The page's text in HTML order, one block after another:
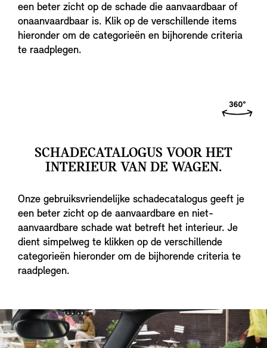
een beter zicht op de schade die aanvaardbaar of
onaanvaardbaar is. Klik op de verschillende items
hieronder om de categorieën en bijhorende criteria
te raadplegen.
SCHADECATALOGUS VOOR HET
INTERIEUR VAN DE WAGEN.
Onze gebruiksvriendelijke schadecatalogus geeft je
een beter zicht op de aanvaardbare en niet-
aanvaardbare schade wat betreft het interieur. Je
dient simpelweg te klikken op de verschillende
categorieën hieronder om de bijhorende criteria te
raadplegen.